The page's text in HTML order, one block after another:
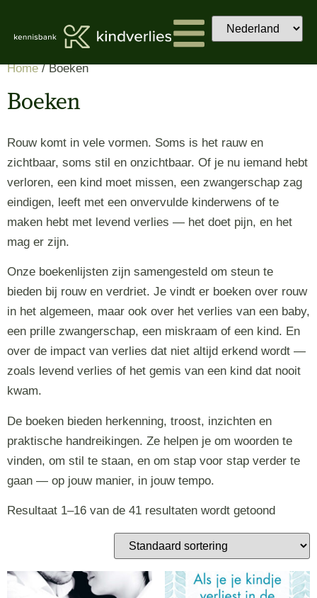
Home/ Boeken
Boeken
Rouw komt in vele vormen. Soms is het rauw en
zichtbaar, soms stil en onzichtbaar. Of je nu iemand hebt
verloren, een kind moet missen, een zwangerschap zag
eindigen, leeft met een onvervulde kinderwens of te
maken hebt met levend verlies — het doet pijn, en het
mag er zijn.
Onze boekenlijsten zijn samengesteld om steun te
bieden bij rouw en verdriet. Je vindt er boeken over rouw
in het algemeen, maar ook over het verlies van een baby,
een prille zwangerschap, een miskraam of een kind. En
over de impact van verlies dat niet altijd erkend wordt —
zoals levend verlies of het gemis van een kind dat nooit
kwam.
De boeken bieden herkenning, troost, inzichten en
praktische handreikingen. Ze helpen je om woorden te
vinden, om stil te staan, en om stap voor stap verder te
gaan — op jouw manier, in jouw tempo.
Resultaat 1–16 van de 41 resultaten wordt getoond